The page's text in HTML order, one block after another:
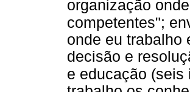
organização
competentes";
onde eu trabalho
decisão e
e educação (seis